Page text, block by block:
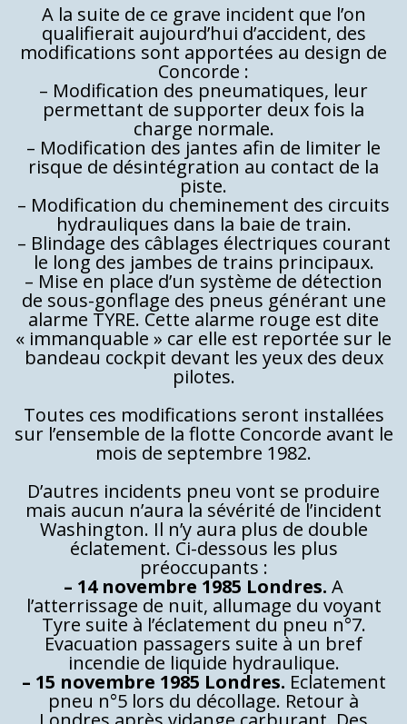
A la suite de ce grave incident que l’on
qualifierait aujourd’hui d’accident, des
modifications sont apportées au design de
Concorde :
– Modification des pneumatiques, leur
permettant de supporter deux fois la
charge normale.
– Modification des jantes afin de limiter le
risque de désintégration au contact de la
piste.
– Modification du cheminement des circuits
hydrauliques dans la baie de train.
– Blindage des câblages électriques courant
le long des jambes de trains principaux.
– Mise en place d’un système de détection
de sous-gonflage des pneus générant une
alarme TYRE. Cette alarme rouge est dite
« immanquable » car elle est reportée sur le
bandeau cockpit devant les yeux des deux
pilotes.
Toutes ces modifications seront installées
sur l’ensemble de la flotte Concorde avant le
mois de septembre 1982.
D’autres incidents pneu vont se produire
mais aucun n’aura la sévérité de l’incident
Washington. Il n’y aura plus de double
éclatement. Ci-dessous les plus
préoccupants :
– 14 novembre 1985 Londres. A
l’atterrissage de nuit, allumage du voyant
Tyre suite à l’éclatement du pneu n°7.
Evacuation passagers suite à un bref
incendie de liquide hydraulique.
– 15 novembre 1985 Londres. Eclatement
pneu n°5 lors du décollage. Retour à